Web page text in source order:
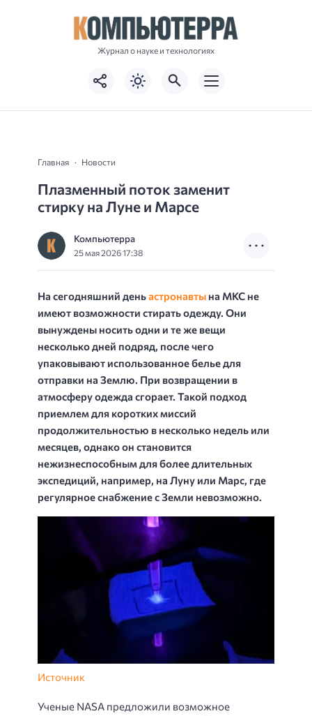
Журнал о науке и технологиях
Главная Новости
Плазменный поток заменит
стирку на Луне и Марсе
Компьютерра
25 мая 2026 17:38
На сегодняшний деньастронавты на МКС не
имеют возможности стирать одежду. Они
вынуждены носить одни и те же вещи
несколько дней подряд, после чего
упаковывают использованное белье для
отправки на Землю. При возвращении в
атмосферу одежда сгорает. Такой подход
приемлем для коротких миссий
продолжительностью в несколько недель или
месяцев, однако он становится
нежизнеспособным для более длительных
экспедиций, например, на Луну или Марс, где
регулярное снабжение с Земли невозможно.
Источник
Ученые NASA предложили возможное